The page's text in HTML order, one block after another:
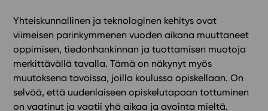
Eettiset periaatteet tekoälyn käyttöön
Tilaa uutiskirje
Ota yhteyttä
Yhteiskunnallinen ja teknologinen kehitys ovat
viimeisen parinkymmenen vuoden aikana muuttaneet
oppimisen, tiedonhankinnan ja tuottamisen muotoja
merkittävällä tavalla. Tämä on näkynyt myös
muutoksena tavoissa, joilla koulussa opiskellaan. On
selvää, että uudenlaiseen opiskelutapaan tottuminen
on vaatinut ja vaatii yhä aikaa ja avointa mieltä.